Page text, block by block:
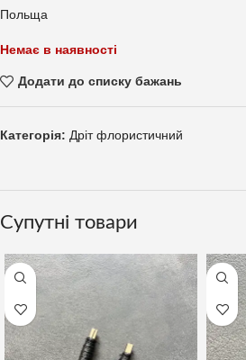
Польща
Немає в наявності
Додати до списку бажань
Категорія: Дріт флористичний
Супутні товари